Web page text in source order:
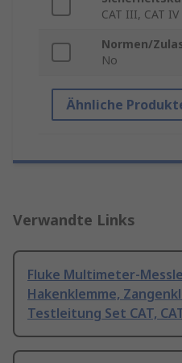
CAT III, CAT IV
Normen/
No
Ähnliche
Verwandte Links
Fluke Multimeter-
Hakenklemme,
Testleitung Set CAT,